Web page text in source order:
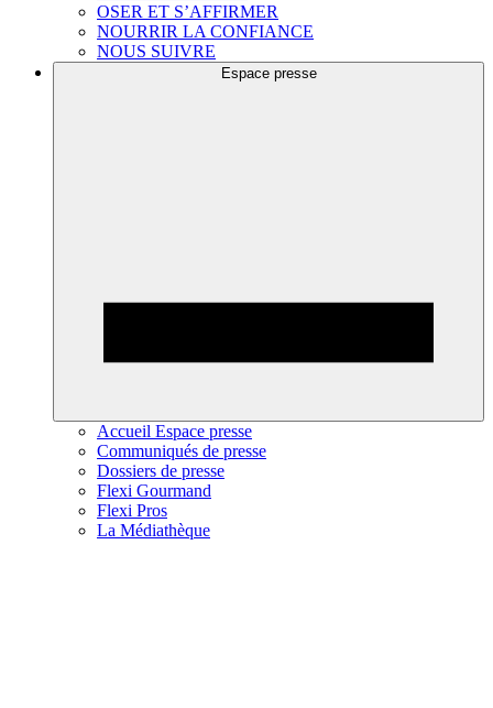
OSER ET S’AFFIRMER
NOURRIR LA CONFIANCE
NOUS SUIVRE
Espace presse
Accueil Espace presse
Communiqués de presse
Dossiers de presse
Flexi Gourmand
Flexi Pros
La Médiathèque